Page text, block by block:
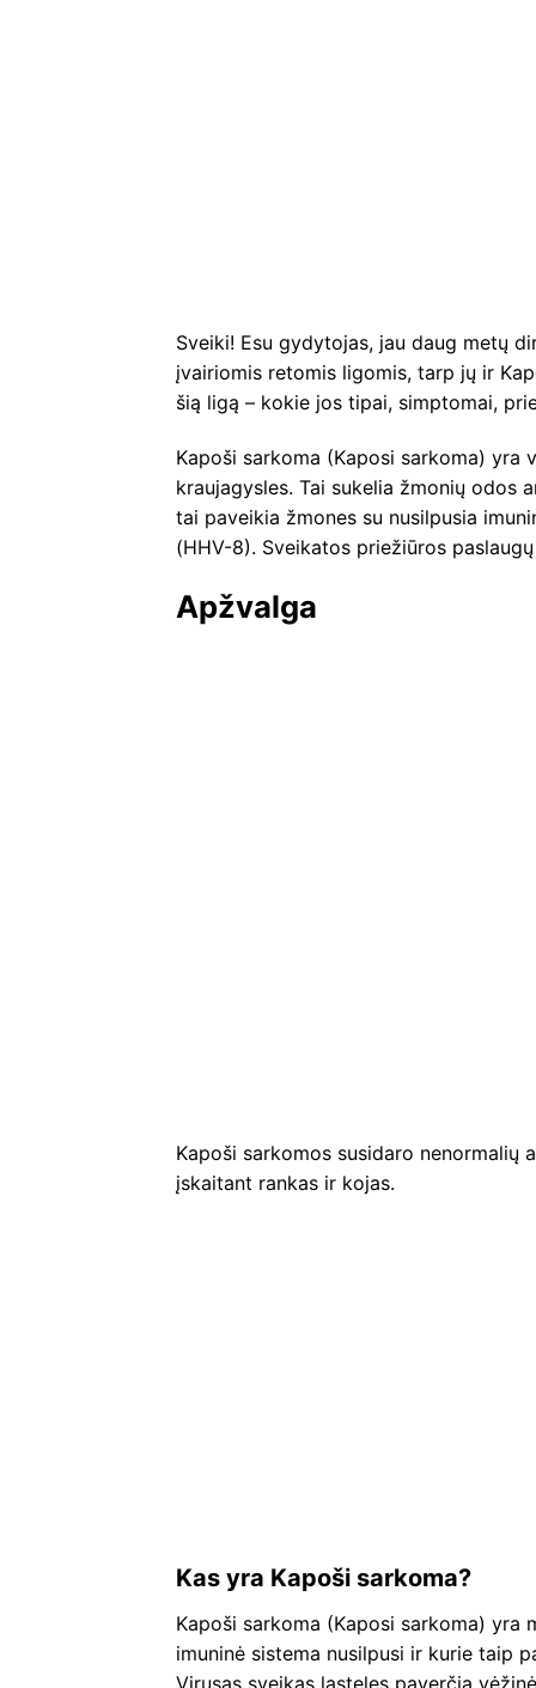
Sveiki! Esu gydytojas, jau daug metų
įvairiomis retomis ligomis, tarp jų ir
šią ligą – kokie jos tipai, simptomai,
Kapoši sarkoma (Kaposi sarkoma) yra
kraujagysles. Tai sukelia žmonių odos
tai paveikia žmones su nusilpusia
(HHV-8). Sveikatos priežiūros
Apžvalga
Kapoši sarkomos susidaro nenormalių
įskaitant rankas ir kojas.
Kas yra Kapoši sarkoma?
Kapoši sarkoma (Kaposi sarkoma) yra
imuninė sistema nusilpusi ir kurie taip